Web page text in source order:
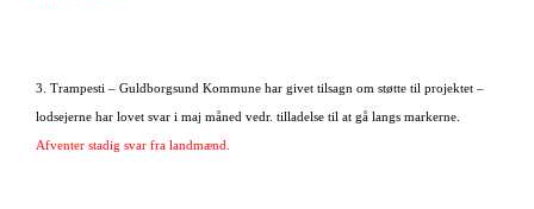
3. Trampesti – Guldborgsund Kommune har givet tilsagn om støtte til projektet –
lodsejerne har lovet svar i maj måned vedr. tilladelse til at gå langs markerne.
Afventer stadig svar fra landmænd.